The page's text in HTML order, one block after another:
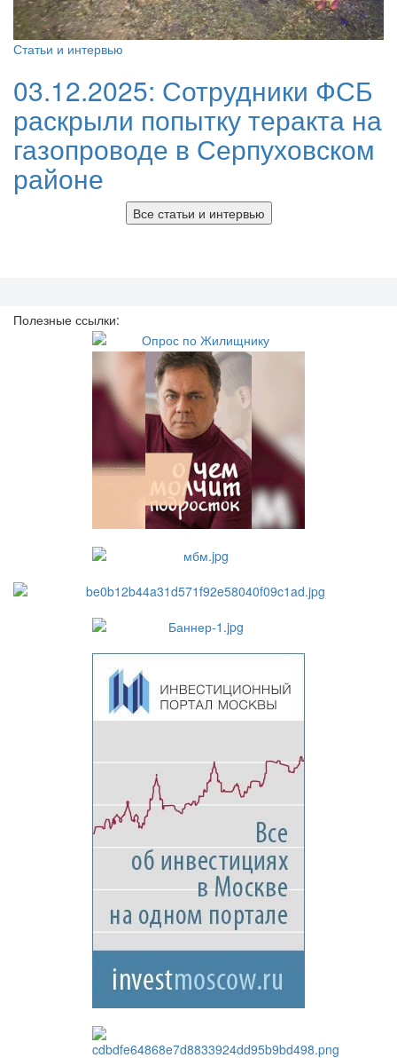
Статьи и интервью
03.12.2025: Сотрудники ФСБ
раскрыли попытку теракта на
газопроводе в Серпуховском
районе
Все статьи и интервью
Полезные ссылки: